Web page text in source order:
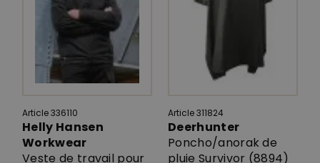
Article 336110
Helly Hansen
Workwear
Veste de travail pour
Article 311824
Deerhunter
Poncho/anorak de
pluie Survivor (8894)